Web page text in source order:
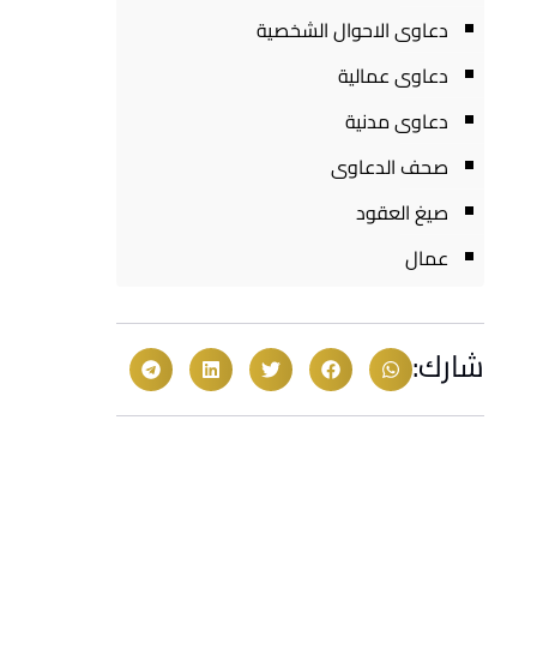
دعاوى الاحوال الشخصية
دعاوى عمالية
دعاوى مدنية
صحف الدعاوى
صيغ العقود
عمال
شارك: